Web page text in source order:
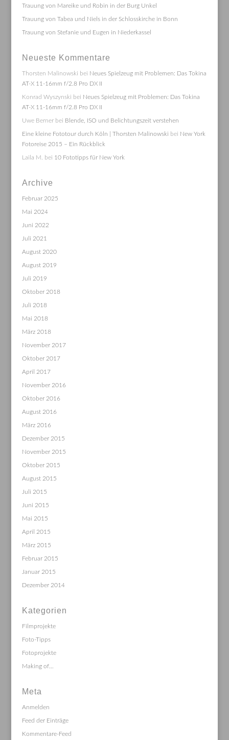
Trauung von Mareike und Robin in der Burg Unkel
Trauung von Tabea und Niels in der Schlosskirche in Bonn
Trauung von Stefanie und Eugen in Niederkassel
Neueste Kommentare
Thorsten Malinowski bei Neues Spielzeug mit Problemen: Das Tokina
AT-X 11-16mm f/2.8 Pro DX II
Konrad Wyszynski bei Neues Spielzeug mit Problemen: Das Tokina
AT-X 11-16mm f/2.8 Pro DX II
Uwe Bernerbei Blende, ISO und Belichtungszeit verstehen
Eine kleine Fototour durch Köln | Thorsten Malinowski bei New York
Fotoreise 2015 – Ein Rückblick
Laila M. bei 10 Fototipps für New York
Archive
Februar 2025
Mai 2024
Juni 2022
Juli 2021
August 2020
August 2019
Juli 2019
Oktober 2018
Juli 2018
Mai 2018
März 2018
November 2017
Oktober 2017
April 2017
November 2016
Oktober 2016
August 2016
März 2016
Dezember 2015
November 2015
Oktober 2015
August 2015
Juli 2015
Juni 2015
Mai 2015
April 2015
März 2015
Februar 2015
Januar 2015
Dezember 2014
Kategorien
Filmprojekte
Foto-Tipps
Fotoprojekte
Making of…
Meta
Anmelden
Feed der Einträge
Kommentare-Feed